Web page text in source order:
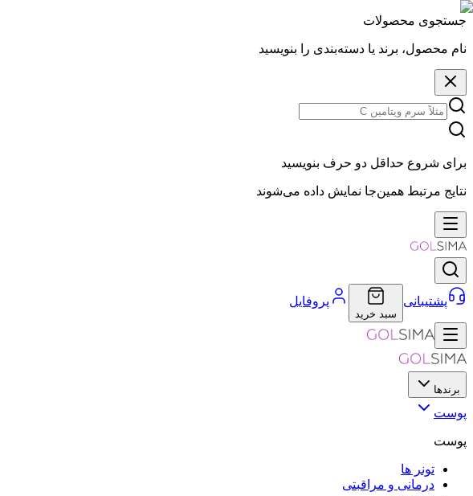
جستجوی محصولات
نام محصول، برند یا دسته‌بندی را بنویسید
برای شروع حداقل دو حرف بنویسید
نتایج مرتبط همین‌جا نمایش داده می‌شوند
پشتیبانی
سبد خرید
پروفایل
برندها
پوست
پوست
تونر ها
درمانی و مراقبتی